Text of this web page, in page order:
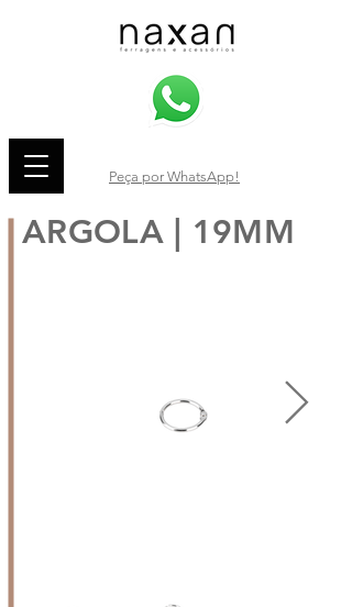
Peça por WhatsApp!
ARGOLA | 19MM